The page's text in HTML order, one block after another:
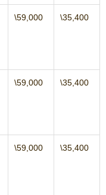
\59,000 \35,400
\59,000 \35,400
\59,000 \35,400